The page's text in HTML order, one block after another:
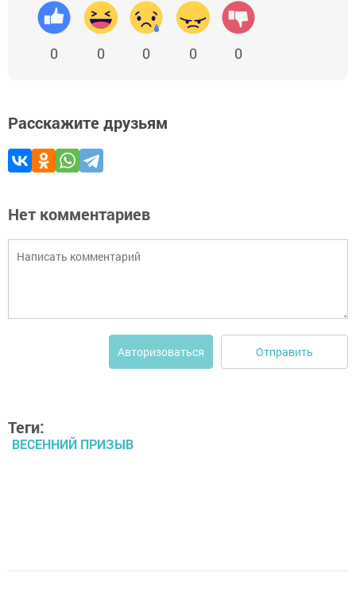
0 0 0 0 0
Расскажите друзьям
Нет комментариев
Авторизоваться Отправить
Теги:
ВЕСЕННИЙ ПРИЗЫВ